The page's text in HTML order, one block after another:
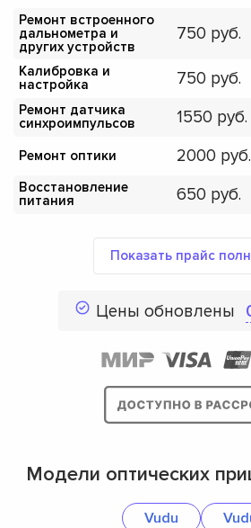
Ремонт встроенного
дальнометра и
других устройств
750
Калибровка и
настройка
750
Ремонт датчика
синхроимпульсов
1550
Ремонт оптики 2000
Восстановление
питания
650
Показать прайс
Цены обновлены
Модели оптических
Vudu